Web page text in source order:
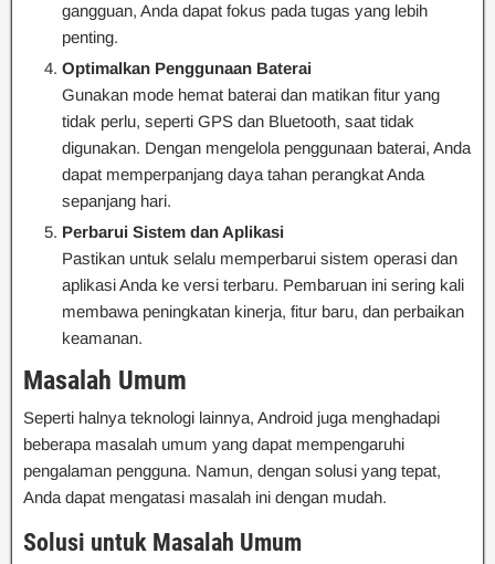
gangguan, Anda dapat fokus pada tugas yang lebih
penting.
Optimalkan Penggunaan Baterai
Gunakan mode hemat baterai dan matikan fitur yang
tidak perlu, seperti GPS dan Bluetooth, saat tidak
digunakan. Dengan mengelola penggunaan baterai, Anda
dapat memperpanjang daya tahan perangkat Anda
sepanjang hari.
Perbarui Sistem dan Aplikasi
Pastikan untuk selalu memperbarui sistem operasi dan
aplikasi Anda ke versi terbaru. Pembaruan ini sering kali
membawa peningkatan kinerja, fitur baru, dan perbaikan
keamanan.
Masalah Umum
Seperti halnya teknologi lainnya, Android juga menghadapi
beberapa masalah umum yang dapat mempengaruhi
pengalaman pengguna. Namun, dengan solusi yang tepat,
Anda dapat mengatasi masalah ini dengan mudah.
Solusi untuk Masalah Umum